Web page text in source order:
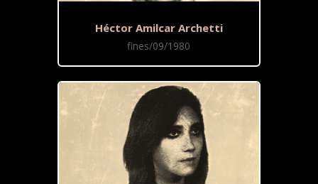
Héctor Amilcar Archetti
fines/09/1980